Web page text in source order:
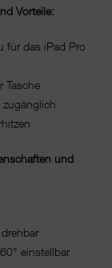
Vorteile:
das iPad Pro
und
einstellbar